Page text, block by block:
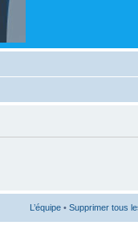
L’équipe • Supprimer tous